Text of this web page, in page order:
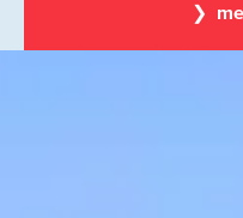
❯